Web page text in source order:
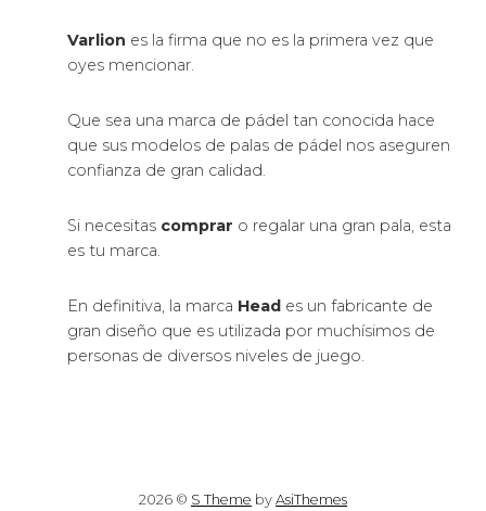
Varlion es la firma que no es la primera vez que
oyes mencionar.
Que sea una marca de pádel tan conocida hace
que sus modelos de palas de pádel nos aseguren
confianza de gran calidad.
Si necesitas comprar o regalar una gran pala, esta
es tu marca.
En definitiva, la marca Head es un fabricante de
gran diseño que es utilizada por muchísimos de
personas de diversos niveles de juego.
2026 © S Theme by AsiThemes